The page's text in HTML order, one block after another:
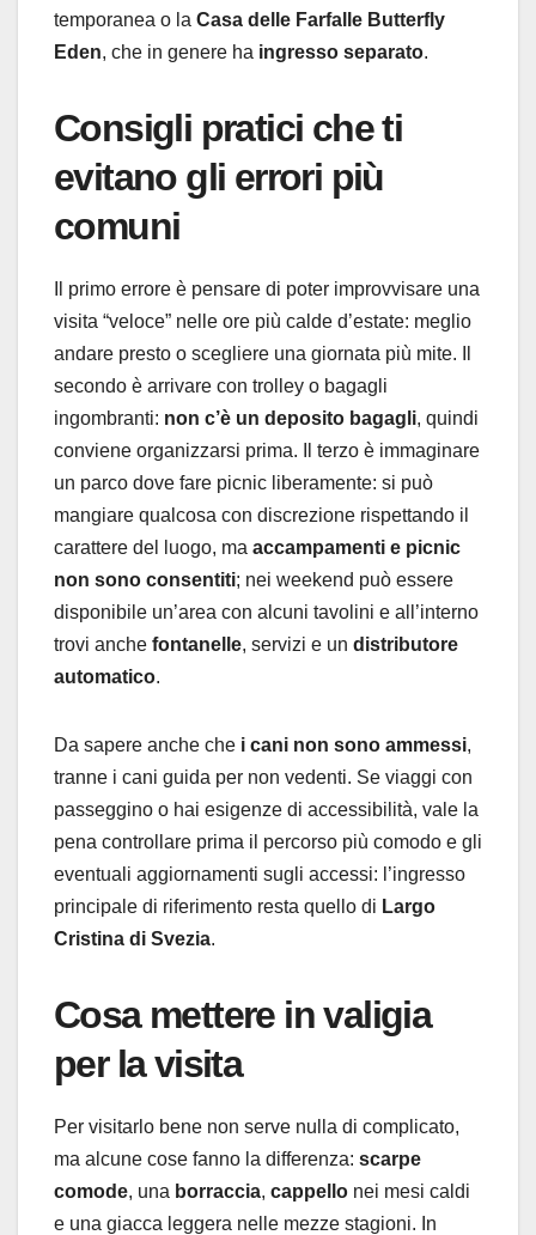
temporanea o la Casa delle Farfalle Butterfly
Eden, che in genere ha ingresso separato.
Consigli pratici che ti
evitano gli errori più
comuni
Il primo errore è pensare di poter improvvisare una
visita “veloce” nelle ore più calde d’estate: meglio
andare presto o scegliere una giornata più mite. Il
secondo è arrivare con trolley o bagagli
ingombranti: non c’è un deposito bagagli, quindi
conviene organizzarsi prima. Il terzo è immaginare
un parco dove fare picnic liberamente: si può
mangiare qualcosa con discrezione rispettando il
carattere del luogo, ma accampamenti e picnic
non sono consentiti; nei weekend può essere
disponibile un’area con alcuni tavolini e all’interno
trovi anche fontanelle, servizi e un distributore
automatico.
Da sapere anche che i cani non sono ammessi,
tranne i cani guida per non vedenti. Se viaggi con
passeggino o hai esigenze di accessibilità, vale la
pena controllare prima il percorso più comodo e gli
eventuali aggiornamenti sugli accessi: l’ingresso
principale di riferimento resta quello di Largo
Cristina di Svezia.
Cosa mettere in valigia
per la visita
Per visitarlo bene non serve nulla di complicato,
ma alcune cose fanno la differenza: scarpe
comode, una borraccia, cappello nei mesi caldi
e una giacca leggera nelle mezze stagioni. In